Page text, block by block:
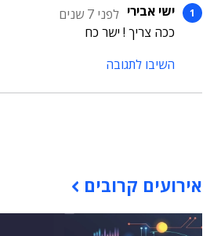
ישי אבירי לפני 7 שנים
ככה צריך ! ישר כח
השיבו לתגובה
אירועים קרובים